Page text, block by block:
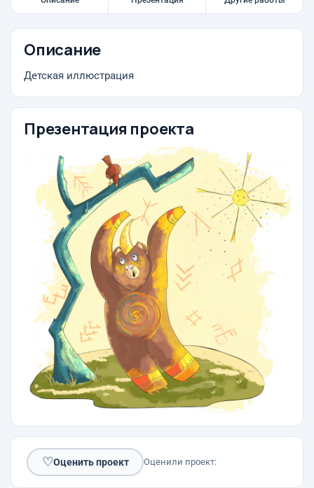
Описание
Детская иллюстрация
Презентация проекта
♡Оценить проект Оценили проект: